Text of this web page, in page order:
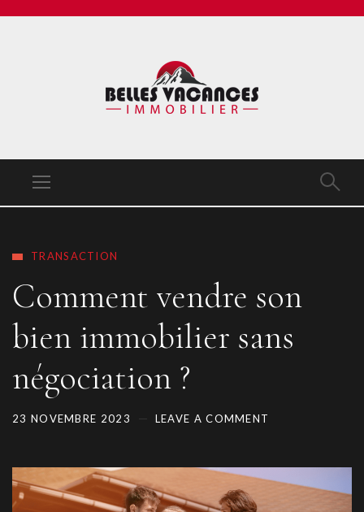
TRANSACTION
Comment vendre son
bien immobilier sans
négociation ?
23 NOVEMBRE 2023 LEAVE A COMMENT